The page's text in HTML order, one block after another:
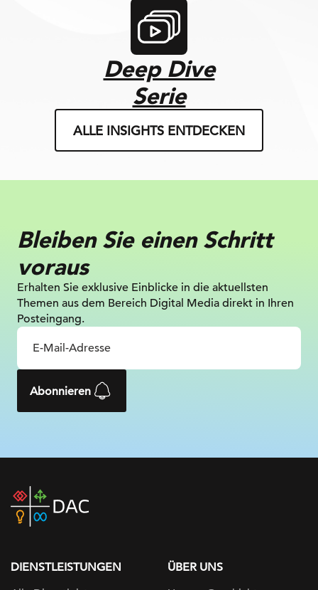
Deep Dive
Serie
ALLE INSIGHTS ENTDECKEN
Bleiben Sie einen Schritt
voraus
Erhalten Sie exklusive Einblicke in die aktuellsten
Themen aus dem Bereich Digital Media direkt in Ihren
Posteingang.
Abonnieren
DAC
home
DIENSTLEISTUNGEN
ÜBER UNS